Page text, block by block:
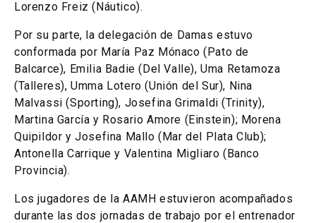
Lorenzo Freiz (Náutico).
Por su parte, la delegación de Damas estuvo
conformada por María Paz Mónaco (Pato de
Balcarce), Emilia Badie (Del Valle), Uma Retamoza
(Talleres), Umma Lotero (Unión del Sur), Nina
Malvassi (Sporting), Josefina Grimaldi (Trinity),
Martina García y Rosario Amore (Einstein); Morena
Quipildor y Josefina Mallo (Mar del Plata Club);
Antonella Carrique y Valentina Migliaro (Banco
Provincia).
Los jugadores de la AAMH estuvieron acompañados
durante las dos jornadas de trabajo por el entrenador